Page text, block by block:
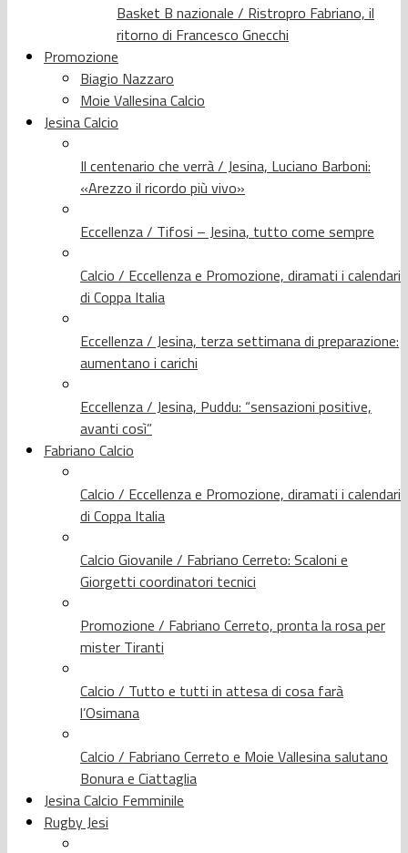
Basket B nazionale / Ristropro Fabriano, il
ritorno di Francesco Gnecchi
Promozione
Biagio Nazzaro
Moie Vallesina Calcio
Jesina Calcio
Il centenario che verrà / Jesina, Luciano Barboni:
«Arezzo il ricordo più vivo»
Eccellenza / Tifosi – Jesina, tutto come sempre
Calcio / Eccellenza e Promozione, diramati i calendari
di Coppa Italia
Eccellenza / Jesina, terza settimana di preparazione:
aumentano i carichi
Eccellenza / Jesina, Puddu: “sensazioni positive,
avanti così”
Fabriano Calcio
Calcio / Eccellenza e Promozione, diramati i calendari
di Coppa Italia
Calcio Giovanile / Fabriano Cerreto: Scaloni e
Giorgetti coordinatori tecnici
Promozione / Fabriano Cerreto, pronta la rosa per
mister Tiranti
Calcio / Tutto e tutti in attesa di cosa farà
l’Osimana
Calcio / Fabriano Cerreto e Moie Vallesina salutano
Bonura e Ciattaglia
Jesina Calcio Femminile
Rugby Jesi